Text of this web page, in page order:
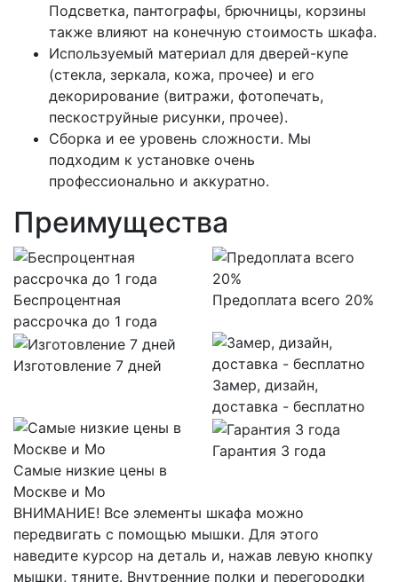
Подсветка, пантографы, брючницы, корзины
также влияют на конечную стоимость шкафа.
Используемый материал для дверей-купе
(стекла, зеркала, кожа, прочее) и его
декорирование (витражи, фотопечать,
пескоструйные рисунки, прочее).
Сборка и ее уровень сложности. Мы
подходим к установке очень
профессионально и аккуратно.
Преимущества
Беспроцентная
рассрочка до 1 года
Предоплата всего 20%
Изготовление 7 дней
Замер, дизайн,
доставка - бесплатно
Самые низкие цены в
Москве и Мо
Гарантия 3 года
ВНИМАНИЕ! Все элементы шкафа можно
передвигать с помощью мышки. Для этого
наведите курсор на деталь и, нажав левую кнопку
мышки, тяните. Внутренние полки и перегородки